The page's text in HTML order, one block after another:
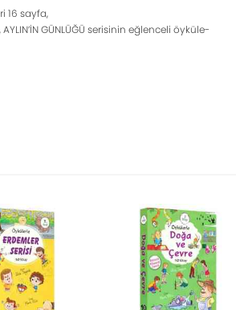
16 sayfa,
GÜNLÜĞÜ serisinin eğlenceli öyküle-